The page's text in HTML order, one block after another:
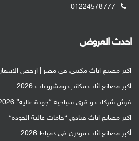
01224578777
احدث العروض
اكبر مصنع اثاث مكتبي في مصر | ارخص الاسعار 2026
اكبر مصانع اثاث مكاتب ومشروعات 2026
فرش شركات و قري سياحية “جودة عالية” 2026
اكبر مصانع اثاث فنادق “خامات عالية الجودة”
أكبر مصانع اثاث مودرن فى دمياط 2026